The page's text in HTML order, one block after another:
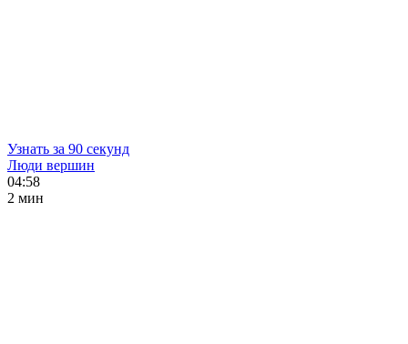
Узнать за 90 секунд
Люди вершин
04:58
2 мин